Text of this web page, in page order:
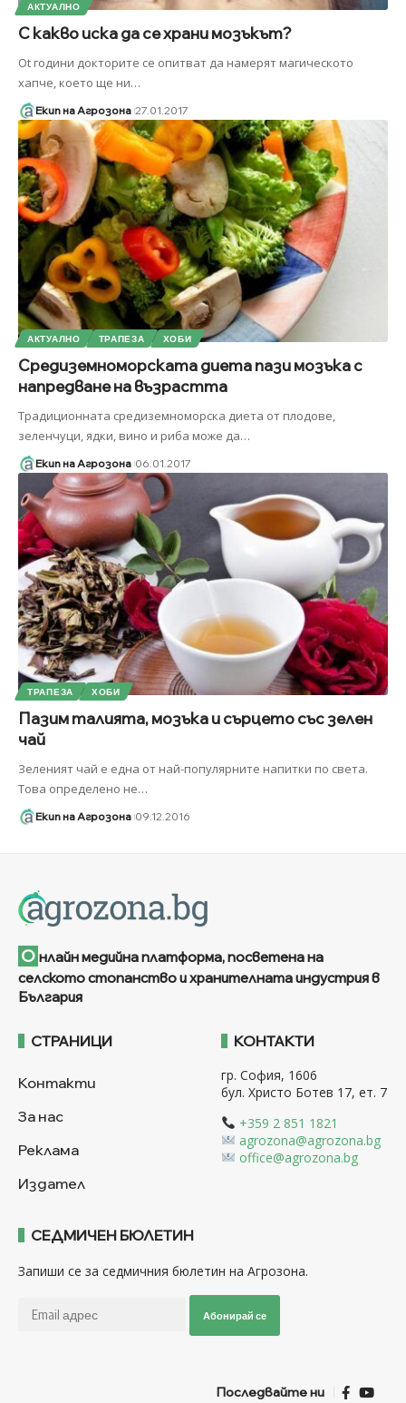
АКТУАЛНО
С какво иска да се храни мозъкът?
Ot години докторите се опитват да намерят магическото
хапче, което ще ни…
Екип на Агрозона 27.01.2017
АКТУАЛНО ТРАПЕЗА ХОБИ
Средиземноморската диета пази мозъка с
напредване на възрастта
Традиционната средиземноморска диета от плодове,
зеленчуци, ядки, вино и риба може да…
Екип на Агрозона 06.01.2017
ТРАПЕЗА ХОБИ
Пазим талията, мозъка и сърцето със зелен
чай
Зеленият чай е една от най-популярните напитки по света.
Това определено не…
Екип на Агрозона 09.12.2016
О нлайн медийна платформа, посветена на
селското стопанство и хранителната индустрия в
България
СТРАНИЦИ
Контакти
За нас
Реклама
Издател
КОНТАКТИ
гр. София, 1606
бул. Христо Ботев 17, ет. 7
+359 2 851 1821
agrozona@agrozona.bg
office@agrozona.bg
СЕДМИЧЕН БЮЛЕТИН
Запиши се за седмичния бюлетин на Агрозона.
Абонирай се
Последвайте ни